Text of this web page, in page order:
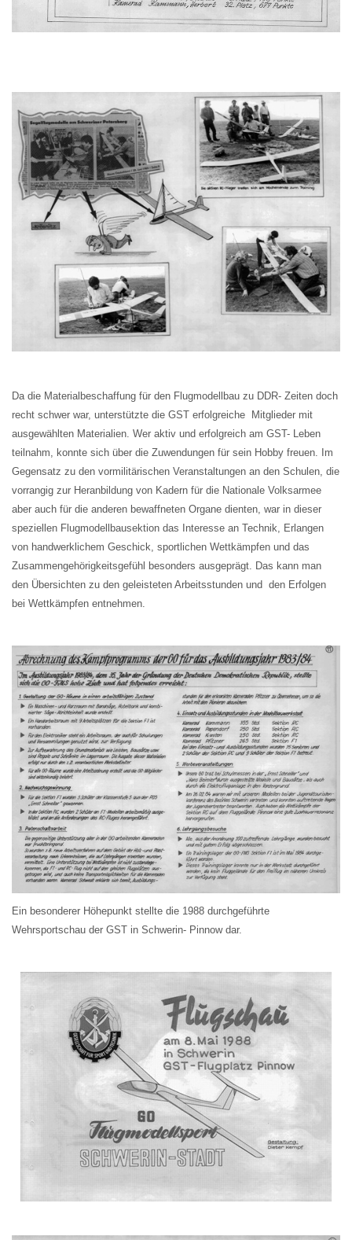
Da die Materialbeschaffung für den Flugmodellbau zu DDR- Zeiten doch
recht schwer war, unterstützte die GST erfolgreiche Mitglieder mit
ausgewählten Materialien. Wer aktiv und erfolgreich am GST- Leben
teilnahm, konnte sich über die Zuwendungen für sein Hobby freuen. Im
Gegensatz zu den vormilitärischen Veranstaltungen an den Schulen, die
vorrangig zur Heranbildung von Kadern für die Nationale Volksarmee
aber auch für die anderen bewaffneten Organe dienten, war in dieser
speziellen Flugmodellbausektion das Interesse an Technik, Erlangen
von handwerklichem Geschick, sportlichen Wettkämpfen und das
Zusammengehörigkeitsgefühl besonders ausgeprägt. Das kann man
den Übersichten zu den geleisteten Arbeitsstunden und den Erfolgen
bei Wettkämpfen entnehmen.
Ein besonderer Höhepunkt stellte die 1988 durchgeführte
Wehrsportschau der GST in Schwerin- Pinnow dar.